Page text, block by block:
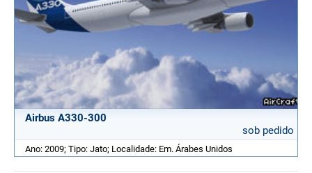
Airbus A330-300
sob pedido
Ano: 2009; Tipo: Jato; Localidade: Em. Árabes Unidos